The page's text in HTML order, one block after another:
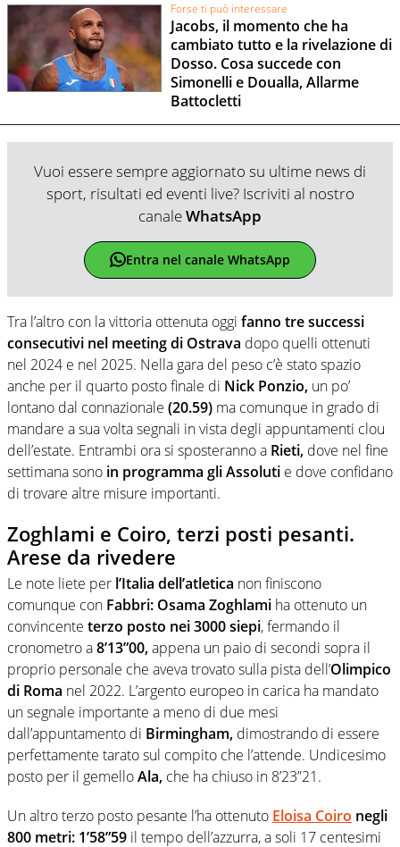
Forse ti può interessare
Jacobs, il momento che ha
cambiato tutto e la rivelazione di
Dosso. Cosa succede con
Simonelli e Doualla, Allarme
Battocletti
Vuoi essere sempre aggiornato su ultime news di
sport, risultati ed eventi live? Iscriviti al nostro
canaleWhatsApp
Entra nel canale WhatsApp
Tra l’altro con la vittoria ottenuta oggi fanno tre successi
consecutivi nel meeting di Ostrava dopo quelli ottenuti
nel 2024 e nel 2025. Nella gara del peso c’è stato spazio
anche per il quarto posto finale di Nick Ponzio, un po’
lontano dal connazionale (20.59) ma comunque in grado di
mandare a sua volta segnali in vista degli appuntamenti clou
dell’estate. Entrambi ora si sposteranno a Rieti, dove nel fine
settimana sono in programma gli Assoluti e dove confidano
di trovare altre misure importanti.
Zoghlami e Coiro, terzi posti pesanti.
Arese da rivedere
Le note liete per l’Italia dell’atletica non finiscono
comunque con Fabbri: Osama Zoghlami ha ottenuto un
convincente terzo posto nei 3000 siepi, fermando il
cronometro a8’13”00,appena un paio di secondi sopra il
proprio personale che aveva trovato sulla pista dell’Olimpico
di Roma nel 2022. L’argento europeo in carica ha mandato
un segnale importante a meno di due mesi
dall’appuntamento di Birmingham, dimostrando di essere
perfettamente tarato sul compito che l’attende. Undicesimo
posto per il gemelloAla, che ha chiuso in 8’23”21.
Un altro terzo posto pesante l’ha ottenuto Eloisa Coiro negli
800 metri: 1’58”59 il tempo dell’azzurra, a soli 17 centesimi